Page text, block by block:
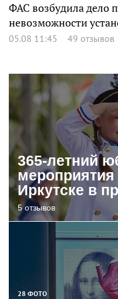
ФАС возбудила дело
невозможности
05.08 11:45 49 отзывов
365-летний
мероприятия
Иркутске в
5 отзывов
28 ФОТО